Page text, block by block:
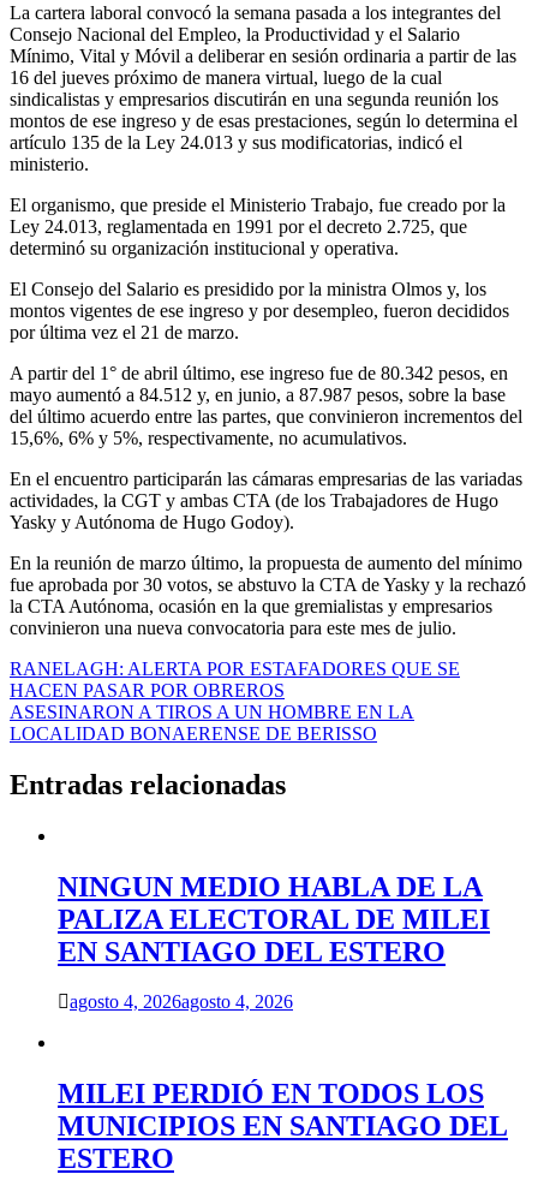
La cartera laboral convocó la semana pasada a los integrantes del
Consejo Nacional del Empleo, la Productividad y el Salario
Mínimo, Vital y Móvil a deliberar en sesión ordinaria a partir de las
16 del jueves próximo de manera virtual, luego de la cual
sindicalistas y empresarios discutirán en una segunda reunión los
montos de ese ingreso y de esas prestaciones, según lo determina el
artículo 135 de la Ley 24.013 y sus modificatorias, indicó el
ministerio.
El organismo, que preside el Ministerio Trabajo, fue creado por la
Ley 24.013, reglamentada en 1991 por el decreto 2.725, que
determinó su organización institucional y operativa.
El Consejo del Salario es presidido por la ministra Olmos y, los
montos vigentes de ese ingreso y por desempleo, fueron decididos
por última vez el 21 de marzo.
A partir del 1° de abril último, ese ingreso fue de 80.342 pesos, en
mayo aumentó a 84.512 y, en junio, a 87.987 pesos, sobre la base
del último acuerdo entre las partes, que convinieron incrementos del
15,6%, 6% y 5%, respectivamente, no acumulativos.
En el encuentro participarán las cámaras empresarias de las variadas
actividades, la CGT y ambas CTA (de los Trabajadores de Hugo
Yasky y Autónoma de Hugo Godoy).
En la reunión de marzo último, la propuesta de aumento del mínimo
fue aprobada por 30 votos, se abstuvo la CTA de Yasky y la rechazó
la CTA Autónoma, ocasión en la que gremialistas y empresarios
convinieron una nueva convocatoria para este mes de julio.
Navegación
de
entradas
RANELAGH: ALERTA POR ESTAFADORES QUE SE
HACEN PASAR POR OBREROS
ASESINARON A TIROS A UN HOMBRE EN LA
LOCALIDAD BONAERENSE DE BERISSO
Entradas relacionadas
NINGUN MEDIO HABLA DE LA
PALIZA ELECTORAL DE MILEI
EN SANTIAGO DEL ESTERO
agosto 4, 2026agosto 4, 2026
MILEI PERDIÓ EN TODOS LOS
MUNICIPIOS EN SANTIAGO DEL
ESTERO